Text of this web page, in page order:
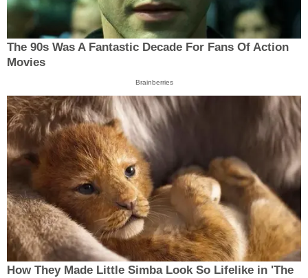
The 90s Was A Fantastic Decade For Fans Of Action
Movies
Brainberries
How They Made Little Simba Look So Lifelike in 'The